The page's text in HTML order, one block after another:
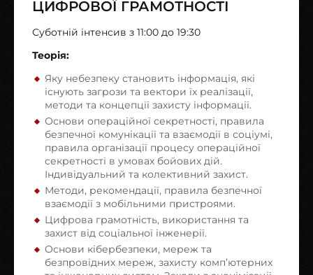
ЦИФРОВОЇ ГРАМОТНОСТІ
Суботній інтенсив з 11:00 до 19:30
Теорія:
Яку небезпеку становить інформація, які
існують загрози та вектори їх реалізації,
методи та концепції захисту інформації.
Основи операційної секретності, правила
безпечної комунікації та взаємодії в соціумі,
правила організації процесу операційної
секретності в умовах бойових дій.
Індивідуальний та колективний захист.
Методи, рекомендації, правила безпечної
взаємодії з мобільними пристроями.
Цифрова грамотність, використання та
захист від соціальної інженерії.
Основи кібербезпеки, мереж та
безпровідних мереж, захисту комп’ютерних